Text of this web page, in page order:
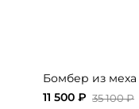
Бомбер из меха
11 500 ₽ 35 100 ₽